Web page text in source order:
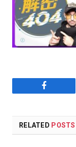
Facebook
RELATED POSTS